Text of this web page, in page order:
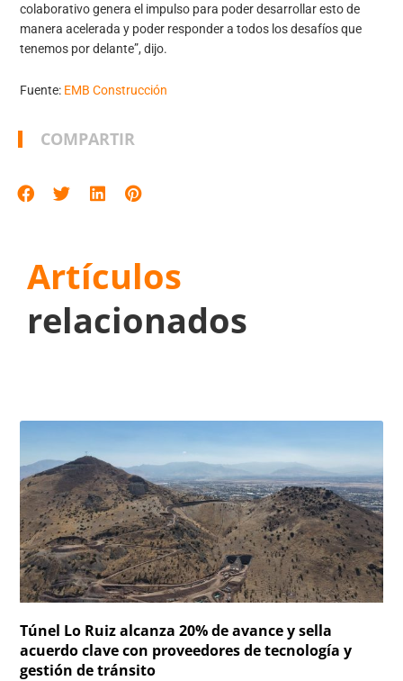
colaborativo genera el impulso para poder desarrollar esto de
manera acelerada y poder responder a todos los desafíos que
tenemos por delante”, dijo.
Fuente: EMB Construcción
COMPARTIR
Artículos
relacionados
Túnel Lo Ruiz alcanza 20% de avance y sella
acuerdo clave con proveedores de tecnología y
gestión de tránsito